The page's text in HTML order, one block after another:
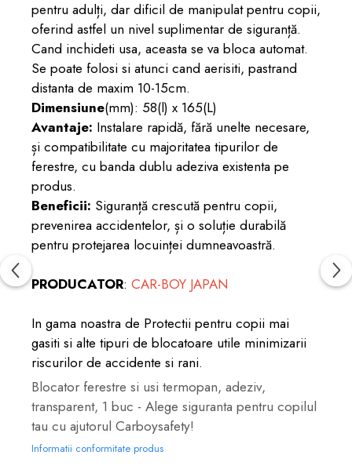
pentru adulți, dar dificil de manipulat pentru copii,
oferind astfel un nivel suplimentar de siguranță.
Cand inchideti usa, aceasta se va bloca automat.
Se poate folosi si atunci cand aerisiti, pastrand
distanta de maxim 10-15cm.
Dimensiune(mm): 58(l) x 165(L)
Avantaje: Instalare rapidă, fără unelte necesare,
și compatibilitate cu majoritatea tipurilor de
ferestre, cu banda dublu adeziva existenta pe
produs.
Beneficii: Siguranță crescută pentru copii,
prevenirea accidentelor, și o soluție durabilă
pentru protejarea locuinței dumneavoastră.
PRODUCATOR: CAR-BOY JAPAN
In gama noastra de Protectii pentru copii mai
gasiti si alte tipuri de blocatoare utile minimizarii
riscurilor de accidente si rani.
Blocator ferestre si usi termopan, adeziv,
transparent, 1 buc - Alege siguranta pentru copilul
tau cu ajutorul Carboysafety!
Informatii conformitate produs